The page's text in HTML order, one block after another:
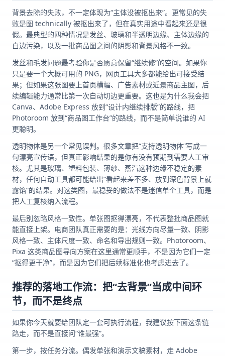
背景去除的失败，不一定体现为“主体没被抠出来”。更常见的失
败是图 technically 被抠出来了，但在真实用途中看起来还是很
假。最典型的四种情况是发丝、玻璃和半透明边缘、主体边缘的
白边污染，以及一批商品图之间的阴影和背景风格不一致。
发丝和毛发问题最考验你是否愿意保留“继续修”的空间。如果你
只是要一个大概可用的 PNG，网页工具大多都能给出可接受结
果；但如果这张图要上首页横幅、广告素材或近景商品主图，后
续编辑能力通常比第一次自动切边更重要。这也是为什么我会把
Canva、Adobe Express 放到“设计内继续排版”的路线，把
Photoroom 放到“商品图工作台”的路线，而不是简单说谁的 AI
更聪明。
透明物体是另一个常见误判。很多文章把“支持透明物体”写成一
句漂亮宣传语，但真正影响结果的是你有没有预期到需要人工审
核。尤其是玻璃、塑料包装、薄纱、蒸汽这种边缘不稳定的素
材，任何自动工具都可能给出“看起来差不多、放到深色背景上就
露馅”的结果。对这类图，最稳妥的做法不是迷信单个工具，而是
把人工复核纳入流程。
最后别忽略风格一致性。单张图抠得漂亮，不代表整批商品图就
能直接上架。电商团队真正需要的是：光线方向尽量一致、阴影
风格一致、主体尺度一致、命名和导出规则一致。Photoroom、
Pixa 这类商品图导向方案在这里通常更顺手，不是因为它们一定
“抠得更干净”，而是因为它们把后续标准化也考虑进去了。
推荐的落地工作流：把“去背景”当成中间环
节，而不是终点
如果你今天就要给团队定一套可执行流程，我建议按下面这条链
路走，而不是直接问“谁最强”。
第一步，按任务分流。偶发单张和演示文稿素材，走 Adobe